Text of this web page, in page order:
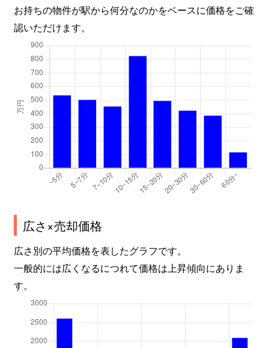
お持ちの物件が駅から何分なのかをベースに価格をご確
認いただけます。
広さ×売却価格
広さ別の平均価格を表したグラフです。
一般的には広くなるにつれて価格は上昇傾向にありま
す。